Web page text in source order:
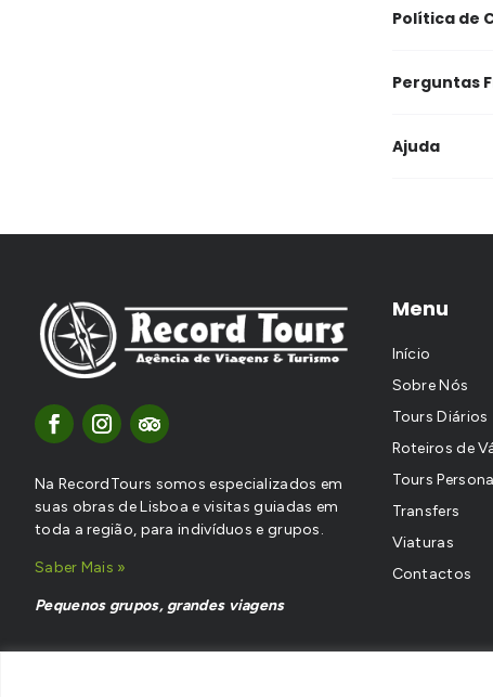
Política de
Perguntas
Ajuda
Na RecordTours somos especializados em
suas obras de Lisboa e visitas guiadas em
toda a região, para indivíduos e grupos.
Saber Mais »
Pequenos grupos, grandes viagens
Menu
Início
Sobre Nós
Tours Diários
Roteiros de
Tours
Transfers
Viaturas
Contactos